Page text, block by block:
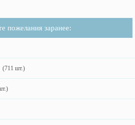
пожелания заранее:
(711 шт.)